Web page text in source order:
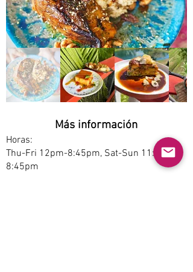
Más información
Horas:
Thu-Fri 12pm-8:45pm, Sat-Sun 11:30am-
8:45pm